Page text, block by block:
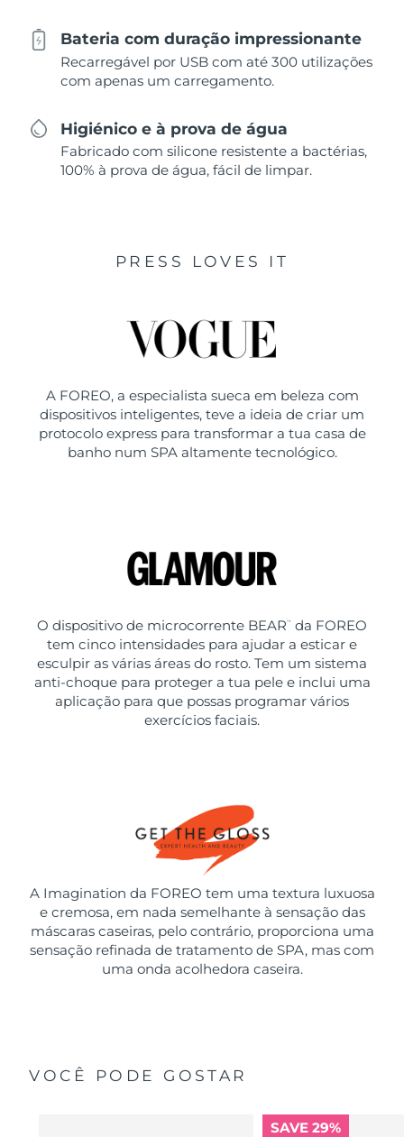
Bateria com duração impressionante
Recarregável por USB com até 300 utilizações
com apenas um carregamento.
Higiénico e à prova de água
Fabricado com silicone resistente a bactérias,
100% à prova de água, fácil de limpar.
PRESS LOVES IT
A FOREO, a especialista sueca em beleza com
dispositivos inteligentes, teve a ideia de criar um
protocolo express para transformar a tua casa de
banho num SPA altamente tecnológico.
O dispositivo de microcorrente BEAR ™
da FOREO
tem cinco intensidades para ajudar a esticar e
esculpir as várias áreas do rosto. Tem um sistema
anti-choque para proteger a tua pele e inclui uma
aplicação para que possas programar vários
exercícios faciais.
A Imagination da FOREO tem uma textura luxuosa
e cremosa, em nada semelhante à sensação das
máscaras caseiras, pelo contrário, proporciona uma
sensação refinada de tratamento de SPA, mas com
uma onda acolhedora caseira.
VOCÊ PODE GOSTAR
SAVE 29%